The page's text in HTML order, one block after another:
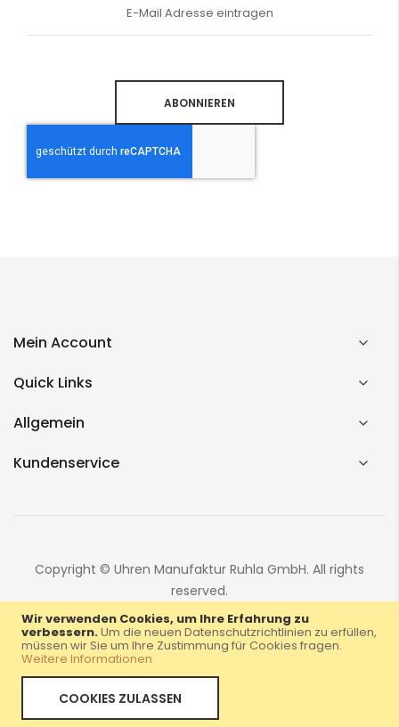
Wir verwenden Cookies, um Ihre Erfahrung zu
verbessern.Um die neuen Datenschutzrichtlinien zu erfüllen,
müssen wir Sie um Ihre Zustimmung für Cookies fragen.
Weitere Informationen
COOKIES ZULASSEN
ABONNIEREN
Mein Account
Quick Links
Allgemein
Kundenservice
Copyright © Uhren Manufaktur Ruhla GmbH. All rights
reserved.
Home Menü Konto